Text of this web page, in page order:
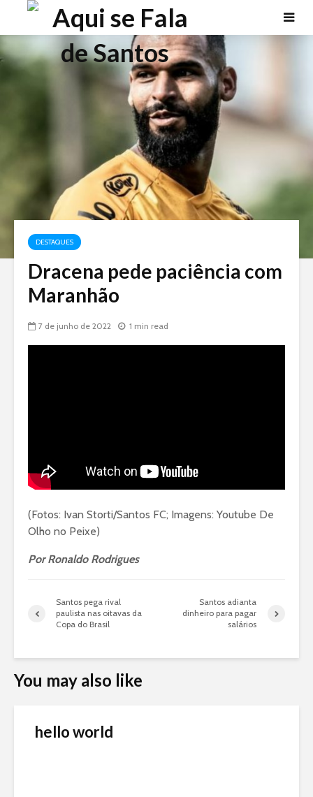
DESTAQUES
Dracena pede paciência com
Maranhão
7 de junho de 2022 1 min read
(Fotos: Ivan Storti/Santos FC; Imagens: Youtube De
Olho no Peixe)
Por Ronaldo Rodrigues
Santos pega rival
paulista nas oitavas da
Copa do Brasil
Santos adianta
dinheiro para pagar
salários
You may also like
hello world